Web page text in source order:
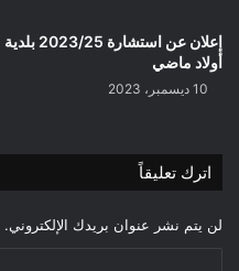
إعلان عن استشارة 2023/25 بلدية
أولاد ماضي
10 ديسمبر، 2023
اترك تعليقاً
لن يتم نشر عنوان بريدك الإلكتروني.